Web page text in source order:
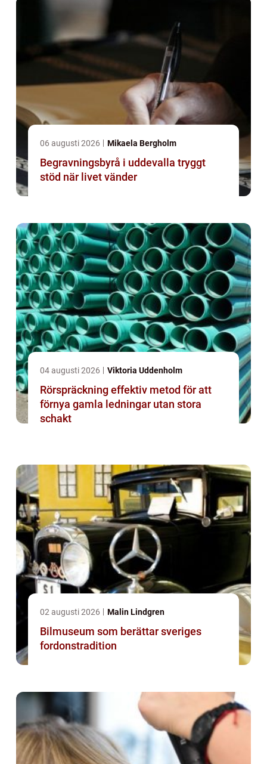
06 augusti 2026 Mikaela Bergholm
Begravningsbyrå i uddevalla tryggt
stöd när livet vänder
04 augusti 2026 Viktoria Uddenholm
Rörspräckning effektiv metod för att
förnya gamla ledningar utan stora
schakt
02 augusti 2026 Malin Lindgren
Bilmuseum som berättar sveriges
fordonstradition